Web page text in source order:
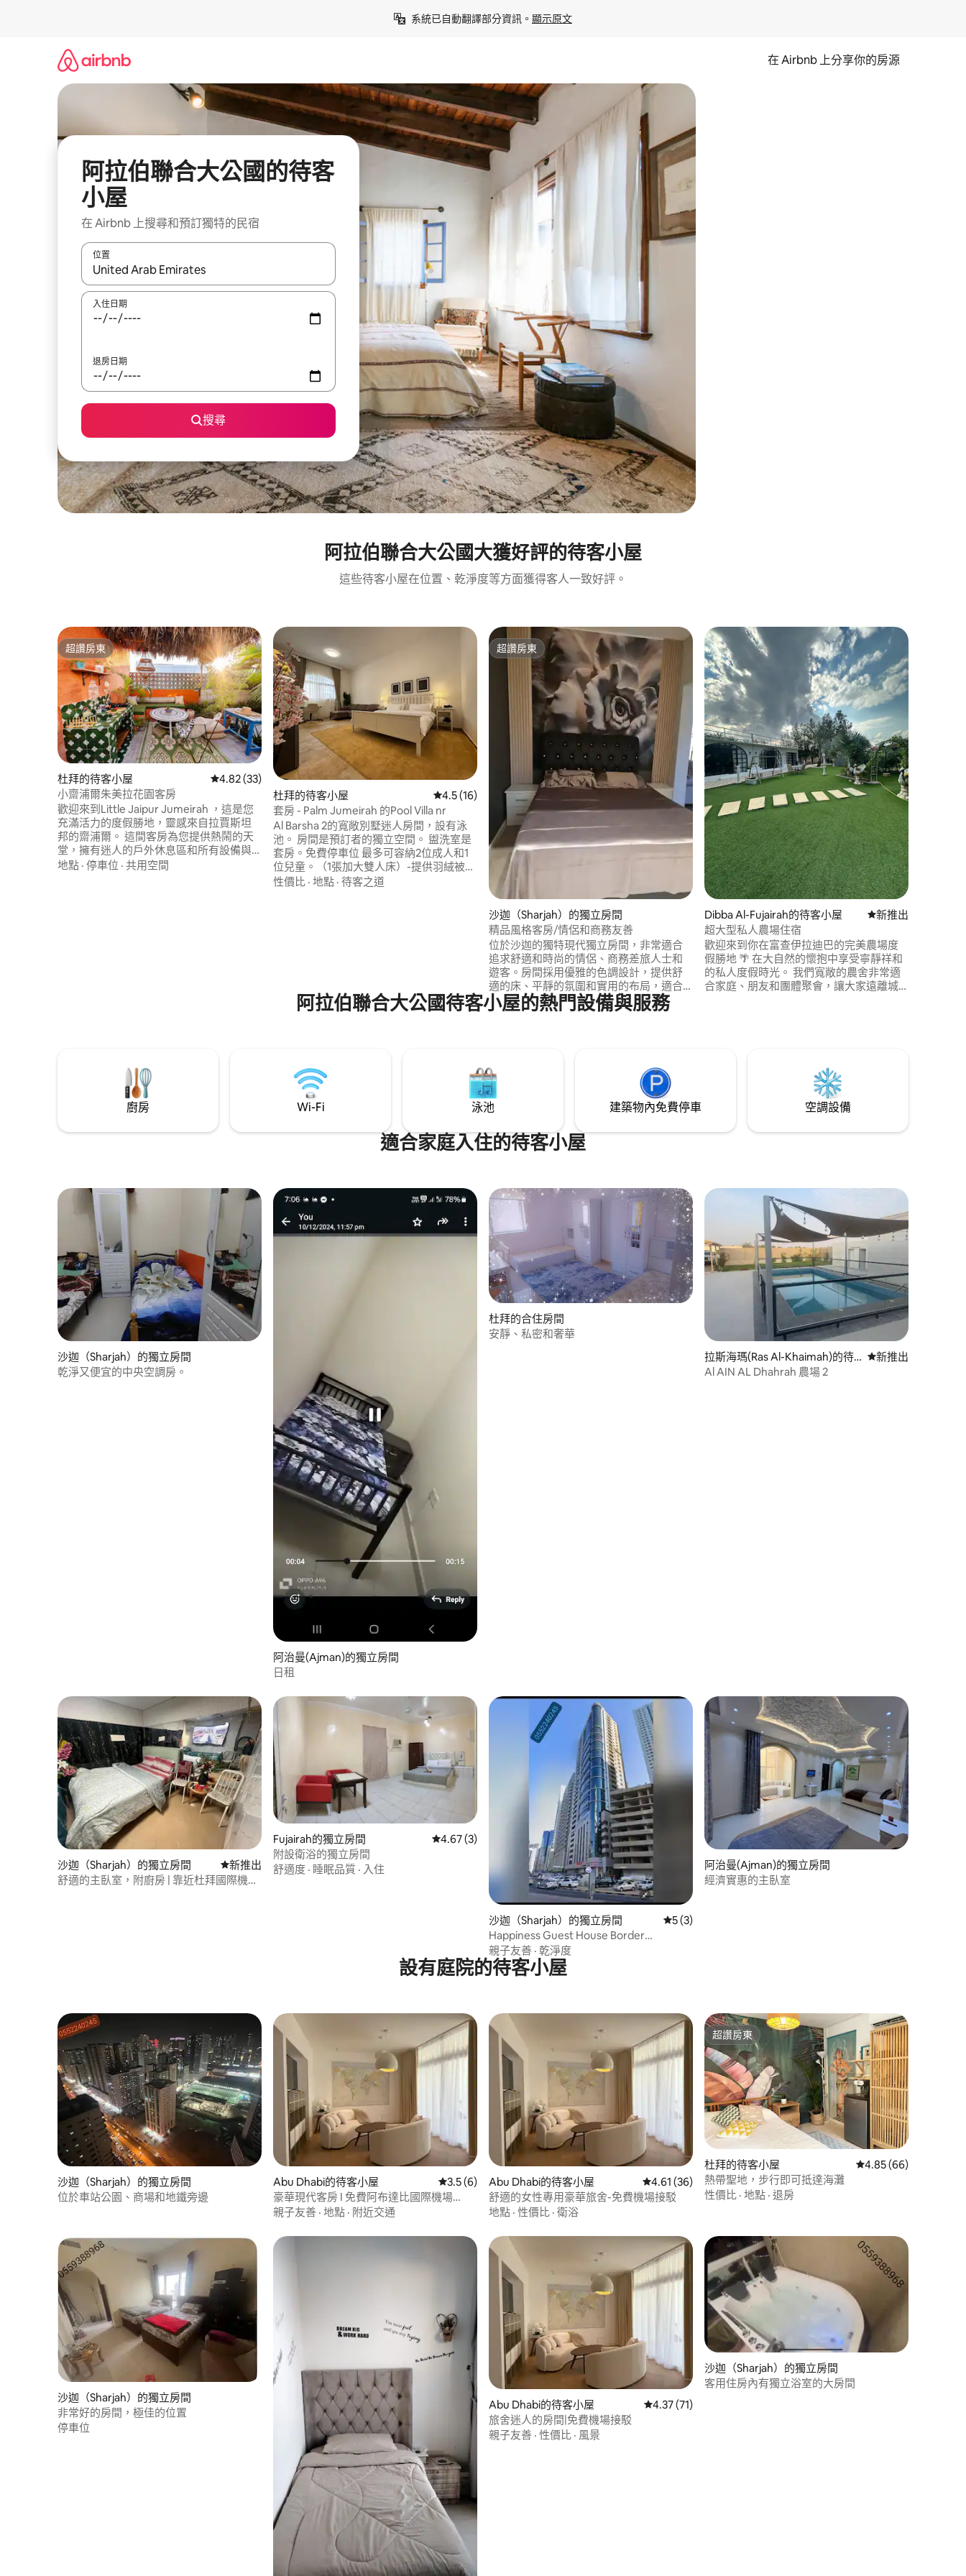
系統已自動翻譯部分資訊。 顯示原文
在 Airbnb 上分享你的房源
阿拉伯聯合大公國的待客
小屋
在 Airbnb 上搜尋和預訂獨特的民宿
位置
如有搜尋結果，瀏覽內容時請使用上下箭頭，或輕點、滑動裝置。
入住日期
退房日期
搜尋
阿拉伯聯合大公國大獲好評的待客小屋
這些待客小屋在位置、乾淨度等方面獲得客人一致好評。
超讚房東
超讚房東
杜拜的待客小屋 從 33 則評價中獲得 4.82 的平均評分（滿分 5 分）
4.82 (33)
小齋浦爾朱美拉花園客房
歡迎來到Little Jaipur Jumeirah ，這是您
充滿活力的度假勝地，靈感來自拉賈斯坦
邦的齋浦爾。 這間客房為您提供熱鬧的天
堂，擁有迷人的戶外休息區和所有設備與
服務，讓您感到舒適。 位於朱美拉（
地點 · 停車位 · 共用空間
杜拜的待客小屋 從 16 則評價中獲得 4.5 的平均評分（滿分 5 分）
4.5 (16)
套房 - Palm Jumeirah 的Pool Villa nr
Al Barsha 2的寬敞別墅迷人房間，設有泳
池。 房間是預訂者的獨立空間。 盥洗室是
套房。免費停車位 最多可容納2位成人和1
位兒童。（1張加大雙人床）-提供羽絨被和
床上用品。 房間特色 -禁止吸煙（嚴格罰款
性價比 · 地點 · 待客之道
超讚房東
超讚房東
沙迦（Sharjah）的獨立房間
精品風格客房/情侶和商務友善
位於沙迦的獨特現代獨立房間，非常適合
追求舒適和時尚的情侶、商務差旅人士和
遊客。房間採用優雅的色調設計，提供舒
適的床、平靜的氛圍和實用的布局，適合
工作或放鬆。乾淨、安靜且適合家庭入
住，無論是短期或長期住宿，都能享受溫
Dibba Al-Fujairah的待客小屋 新住處
新推出
超大型私人農場住宿
歡迎來到你在富查伊拉迪巴的完美農場度
假勝地 🌴 在大自然的懷抱中享受寧靜祥和
的私人度假時光。 我們寬敞的農舍非常適
合家庭、朋友和團體聚會，讓大家遠離城
阿拉伯聯合大公國待客小屋的熱門設備與服務
廚房 Wi-Fi 泳池 建築物內免費停車 空調設備
適合家庭入住的待客小屋
沙迦（Sharjah）的獨立房間
乾淨又便宜的中央空調房。
阿治曼(Ajman)的獨立房間
日租
杜拜的合住房間
安靜、私密和奢華
拉斯海瑪(Ras Al-Khaimah)的待
客小屋
新住處
新推出
Al AIN AL Dhahrah 農場 2
沙迦（Sharjah）的獨立房間 新住處
新推出
舒適的主臥室，附廚房 | 靠近杜拜國際機場
Fujairah的獨立房間 從 3 則評價中獲得 4.67 的平均評分（滿分 5 分）
4.67 (3)
附設衛浴的獨立房間
舒適度 · 睡眠品質 · 入住
沙迦（Sharjah）的獨立房間 從 3 則評價中獲得 5 的平均評分（滿分 5 分）
5 (3)
Happiness Guest House Border
DUBAI_SHj
親子友善 · 乾淨度
阿治曼(Ajman)的獨立房間
經濟實惠的主臥室
設有庭院的待客小屋
沙迦（Sharjah）的獨立房間
位於車站公園、商場和地鐵旁邊
Abu Dhabi的待客小屋 從 6 則評價中獲得 3.5 的平均評分（滿分 5 分）
3.5 (6)
豪華現代客房 I 免費阿布達比國際機場
(AUH) 接駁車
親子友善 · 地點 · 附近交通
Abu Dhabi的待客小屋 從 36 則評價中獲得 4.61 的平均評分（滿分 5 分）
4.61 (36)
舒適的女性專用豪華旅舍-免費機場接駁
地點 · 性價比 · 衛浴
超讚房東
超讚房東
杜拜的待客小屋 從 66 則評價中獲得
4.85 (66)
熱帶聖地，步行即可抵達海灘
性價比 · 地點 · 退房
沙迦（Sharjah）的獨立房間
非常好的房間，極佳的位置
停車位
Abu Dhabi的待客小屋 從 71 則評價中獲得 4.37 的平均評分（滿分 5 分）
4.37 (71)
旅舍迷人的房間|免費機場接駁
親子友善 · 性價比 · 風景
沙迦（Sharjah）的獨立房間
客用住房內有獨立浴室的大房間